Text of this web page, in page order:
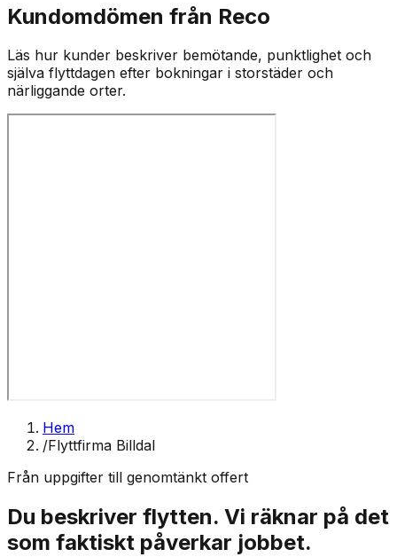
Kundomdömen från Reco
Läs hur kunder beskriver bemötande, punktlighet och
själva flyttdagen efter bokningar i storstäder och
närliggande orter.
Hem
/Flyttfirma Billdal
Från uppgifter till genomtänkt offert
Du beskriver flytten. Vi räknar på det
som faktiskt påverkar jobbet.